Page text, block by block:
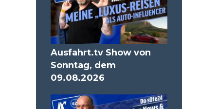
Ausfahrt.tv Show von
Sonntag, dem
09.08.2026